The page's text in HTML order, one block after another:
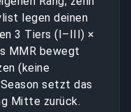
legen deinen
3 Tiers (I–III) ×
MMR bewegt
(keine
setzt das
Mitte zurück.